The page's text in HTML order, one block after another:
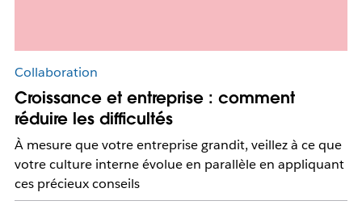
Collaboration
Croissance et entreprise : comment
réduire les difficultés
À mesure que votre entreprise grandit, veillez à ce que
votre culture interne évolue en parallèle en appliquant
ces précieux conseils